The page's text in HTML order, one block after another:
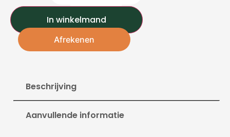
In winkelmand
Afrekenen
Beschrijving
Aanvullende informatie